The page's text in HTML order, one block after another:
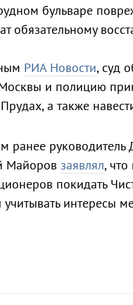
бульваре
обязательному
РИА Новости, суд
и полицию
а также
ранее руководитель
Майоров заявлял,
покидать
интересы